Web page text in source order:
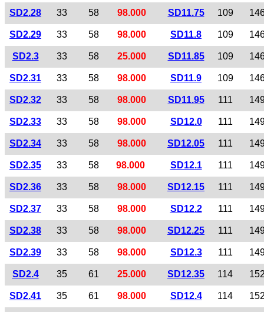
SD2.28 33 58 98.000 SD11.75 109
SD2.29 33 58 98.000 SD11.8 109
SD2.3 33 58 25.000 SD11.85 109
SD2.31 33 58 98.000 SD11.9 109
SD2.32 33 58 98.000 SD11.95 111
SD2.33 33 58 98.000 SD12.0 111
SD2.34 33 58 98.000 SD12.05 111
SD2.35 33 58 98.000 SD12.1 111
SD2.36 33 58 98.000 SD12.15 111
SD2.37 33 58 98.000 SD12.2 111
SD2.38 33 58 98.000 SD12.25 111
SD2.39 33 58 98.000 SD12.3 111
SD2.4 35 61 25.000 SD12.35 114
SD2.41 35 61 98.000 SD12.4 114